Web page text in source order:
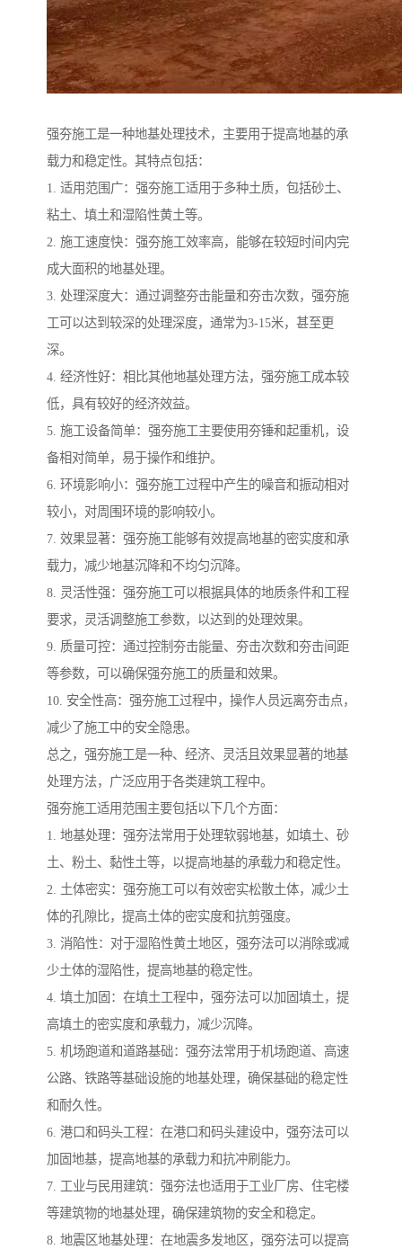
强夯施工是一种地基处理技术，主要用于提高地基的承
载力和稳定性。其特点包括：
1. 适用范围广：强夯施工适用于多种土质，包括砂土、
粘土、填土和湿陷性黄土等。
2. 施工速度快：强夯施工效率高，能够在较短时间内完
成大面积的地基处理。
3. 处理深度大：通过调整夯击能量和夯击次数，强夯施
工可以达到较深的处理深度，通常为3-15米，甚至更
深。
4. 经济性好：相比其他地基处理方法，强夯施工成本较
低，具有较好的经济效益。
5. 施工设备简单：强夯施工主要使用夯锤和起重机，设
备相对简单，易于操作和维护。
6. 环境影响小：强夯施工过程中产生的噪音和振动相对
较小，对周围环境的影响较小。
7. 效果显著：强夯施工能够有效提高地基的密实度和承
载力，减少地基沉降和不均匀沉降。
8. 灵活性强：强夯施工可以根据具体的地质条件和工程
要求，灵活调整施工参数，以达到的处理效果。
9. 质量可控：通过控制夯击能量、夯击次数和夯击间距
等参数，可以确保强夯施工的质量和效果。
10. 安全性高：强夯施工过程中，操作人员远离夯击点，
减少了施工中的安全隐患。
总之，强夯施工是一种、经济、灵活且效果显著的地基
处理方法，广泛应用于各类建筑工程中。
强夯施工适用范围主要包括以下几个方面：
1. 地基处理：强夯法常用于处理软弱地基，如填土、砂
土、粉土、黏性土等，以提高地基的承载力和稳定性。
2. 土体密实：强夯施工可以有效密实松散土体，减少土
体的孔隙比，提高土体的密实度和抗剪强度。
3. 消陷性：对于湿陷性黄土地区，强夯法可以消除或减
少土体的湿陷性，提高地基的稳定性。
4. 填土加固：在填土工程中，强夯法可以加固填土，提
高填土的密实度和承载力，减少沉降。
5. 机场跑道和道路基础：强夯法常用于机场跑道、高速
公路、铁路等基础设施的地基处理，确保基础的稳定性
和耐久性。
6. 港口和码头工程：在港口和码头建设中，强夯法可以
加固地基，提高地基的承载力和抗冲刷能力。
7. 工业与民用建筑：强夯法也适用于工业厂房、住宅楼
等建筑物的地基处理，确保建筑物的安全和稳定。
8. 地震区地基处理：在地震多发地区，强夯法可以提高